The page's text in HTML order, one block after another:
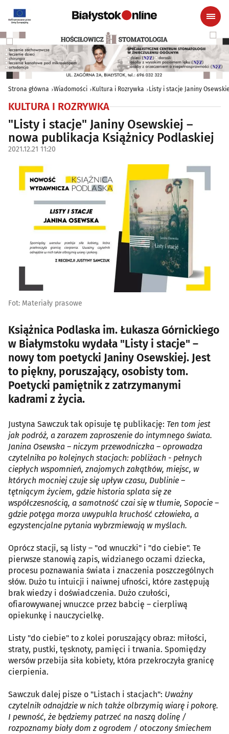
Strona główna Wiadomości Kultura i Rozrywka Listy i stacje Janiny
KULTURA I ROZRYWKA
"Listy i stacje" Janiny Osewskiej –
nowa publikacja Książnicy Podlaskiej
2021.12.21 11:20
Fot: Materiały prasowe
Książnica Podlaska im. Łukasza Górnickiego
w Białymstoku wydała "Listy i stacje" –
nowy tom poetycki Janiny Osewskiej. Jest
to piękny, poruszający, osobisty tom.
Poetycki pamiętnik z zatrzymanymi
kadrami z życia.
Justyna Sawczuk tak opisuje tę publikację: Ten tom jest
jak podróż, a zarazem zaproszenie do intymnego świata.
Janina Osewska – niczym przewodniczka – oprowadza
czytelnika po kolejnych stacjach: pobliżach - pełnych
ciepłych wspomnień, znajomych zakątków, miejsc, w
których mocniej czuje się upływ czasu, Dublinie –
tętniącym życiem, gdzie historia splata się ze
współczesnością, a samotność czai się w tłumie, Sopocie –
gdzie potęga morza uwypukla kruchość człowieka, a
egzystencjalne pytania wybrzmiewają w myślach.
Oprócz stacji, są listy – "od wnuczki" i "do ciebie". Te
pierwsze stanowią zapis, widzianego oczami dziecka,
procesu poznawania świata i znaczenia poszczególnych
słów. Dużo tu intuicji i naiwnej ufności, które zastępują
brak wiedzy i doświadczenia. Dużo czułości,
ofiarowywanej wnuczce przez babcię – cierpliwą
opiekunkę i nauczycielkę.
Listy "do ciebie" to z kolei poruszający obraz: miłości,
straty, pustki, tęsknoty, pamięci i trwania. Spomiędzy
wersów przebija siła kobiety, która przekroczyła granicę
cierpienia.
Sawczuk dalej pisze o "Listach i stacjach": Uważny
czytelnik odnajdzie w nich także olbrzymią wiarę i pokorę.
I pewność, że będziemy patrzeć na naszą dolinę /
rozpoznamy biały dom z ogrodem / otoczony śmiechem